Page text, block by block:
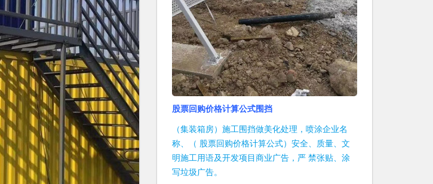
股票回购价格计算公式围挡
（集装箱房）施工围挡做美化处理，喷涂企业名
称、（ 股票回购价格计算公式）安全、质量、文
明施工用语及开发项目商业广告，严 禁张贴、涂
写垃圾广告。